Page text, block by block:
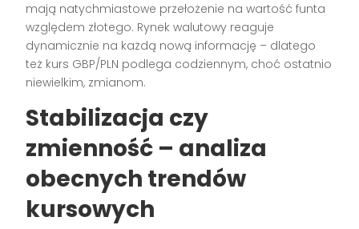
mają natychmiastowe przełożenie na wartość funta
względem złotego. Rynek walutowy reaguje
dynamicznie na każdą nową informację – dlatego
też kurs GBP/PLN podlega codziennym, choć ostatnio
niewielkim, zmianom.
Stabilizacja czy
zmienność – analiza
obecnych trendów
kursowych